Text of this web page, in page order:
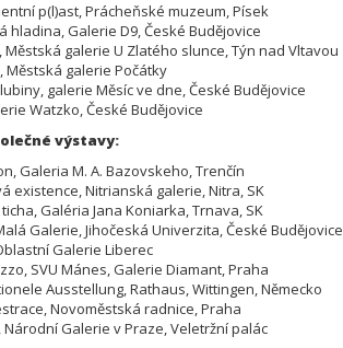
p(l)ast, Prácheňské muzeum, Písek
hladina, Galerie D9, České Budějovice
Městská galerie U Zlatého slunce, Týn nad Vltavou
Městská galerie Počátky
galerie Měsíc ve dne, České Budějovice
Watzko, České Budějovice
výstavy:
Galeria M. A. Bazovskeho, Trenčín
existence, Nitrianská galerie, Nitra, SK
Galéria Jana Koniarka, Trnava, SK
Galerie, Jihočeská Univerzita, České Budějovice
Galerie Liberec
SVU Mánes, Galerie Diamant, Praha
Ausstellung, Rathaus, Wittingen, Německo
Novoměstská radnice, Praha
Národní Galerie v Praze, Veletržní palác